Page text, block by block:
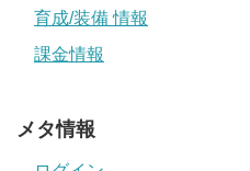
育成/装備 情報
課金情報
メタ情報